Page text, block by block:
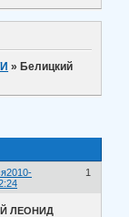
» Белицкий
1
2010-
ЛЕОНИД